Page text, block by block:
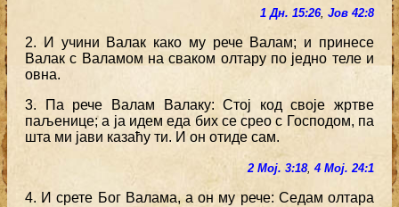
1 Дн. 15:26, Јов 42:8
2. И учини Валак како му рече Валам; и принесе
Валак с Валамом на сваком олтару по једно теле и
овна.
3. Па рече Валам Валаку: Стој код своје жртве
паљенице; а ја идем еда бих се срео с Господом, па
шта ми јави казаћу ти. И он отиде сам.
2 Мој. 3:18, 4 Мој. 24:1
4. И срете Бог Валама, а он му рече: Седам олтара